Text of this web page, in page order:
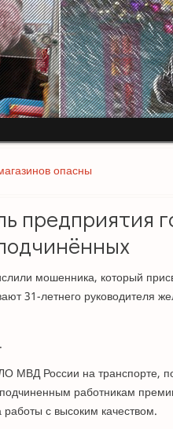
опасны
предприятия
мошенника, который
31-летнего руководителя
МВД России на транспорте,
работникам
с высоким качеством.